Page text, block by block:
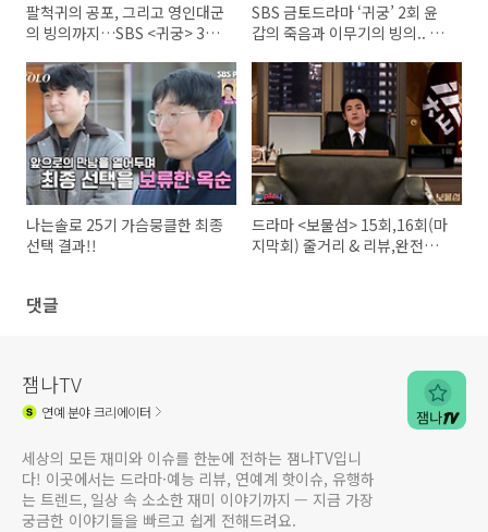
팔척귀의 공포, 그리고 영인대군
의 빙의까지…SBS <귀궁> 3~4
SBS 금토드라마 ‘귀궁’ 2회 윤
갑의 죽음과 이무기의 빙의.. 그
나는솔로 25기 가슴뭉클한 최종
선택 결과!!
드라마 <보물섬> 15회,16회(마
지막회) 줄거리 & 리뷰,완전한
댓글
잼나TV
연예분야 크리에이터
세상의 모든 재미와 이슈를 한눈에 전하는 잼나TV입니
다! 이곳에서는 드라마·예능 리뷰, 연예계 핫이슈, 유행하
는 트렌드, 일상 속 소소한 재미 이야기까지 — 지금 가장
궁금한 이야기들을 빠르고 쉽게 전해드려요.